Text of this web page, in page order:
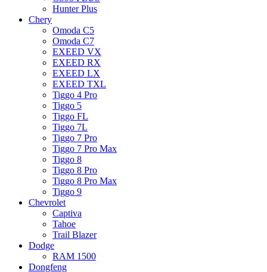
Hunter Plus
Chery
Omoda C5
Omoda C7
EXEED VX
EXEED RX
EXEED LX
EXEED TXL
Tiggo 4 Pro
Tiggo 5
Tiggo FL
Tiggo 7L
Tiggo 7 Pro
Tiggo 7 Pro Max
Tiggo 8
Tiggo 8 Pro
Tiggo 8 Pro Max
Tiggo 9
Chevrolet
Captiva
Tahoe
Trail Blazer
Dodge
RAM 1500
Dongfeng